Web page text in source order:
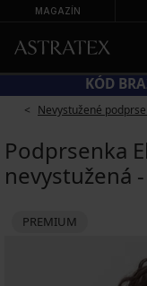
MAGAZÍN
KÓD
Nevystužené
Podprsenka
nevystužená
PREMIUM